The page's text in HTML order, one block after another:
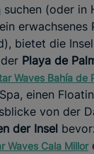
suchen (oder in
erwachsenes
bietet die
Playa de
Waves Bahía de
einen
von der
der Insel
Waves Cala Millor